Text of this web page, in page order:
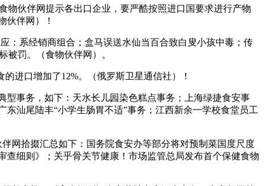
伙伴网提示各出口企业，要严酷按照进口国要求进行产物
伙伴网）！
：系经销商组合；盒马误送水仙当百合致白叟小孩中毒；传
被罚。（食物伙伴网）。
进口增加了12%。（俄罗斯卫星通信社）！
事务，如下：天水长儿园染色糕点事务；上海绿捷食安事
汕尾陆丰“小学生肠胃不适”事务；江西新余一学校食堂员工
网拾掇汇总如下：国务院食安办等部分将对预制菜国度尺度
细则》；关乎骨关节健康！市场监管总局发布首个保健食物